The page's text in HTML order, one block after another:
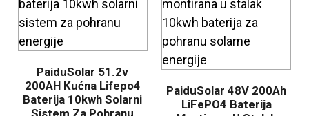
PaiduSolar 51.2v
200AH Kućna Lifepo4
Baterija 10kwh Solarni
Sistem Za Pohranu
PaiduSolar 48V 200Ah
LiFePO4 Baterija